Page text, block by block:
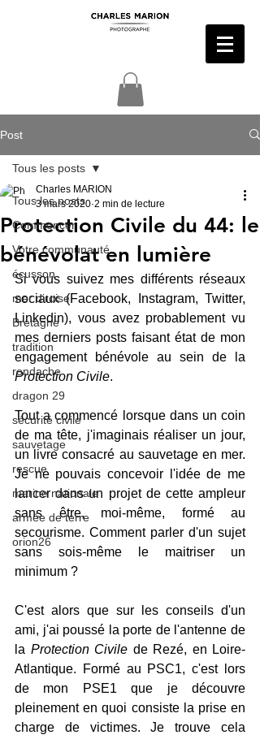
Post
Tous les posts
Commencer
Votre communauté
écusson
mer diroise
Bretagne
tradition
rondache
dragon 29
sécurité civile
sauvetage
rescue
marine nationale
armée de terre
orion26
Tous les posts
Protection Civile du 44: le
bénévolat en lumière
Charles MARION
3 mars 2020 2 min de lecture
Si vous suivez mes différents réseaux
sociaux (Facebook, Instagram, Twitter,
Linkedin), vous avez probablement vu
mes derniers posts faisant état de mon
Protection Civile.
Tout a commencé lorsque dans un coin
de ma tête, j'imaginais réaliser un jour,
un livre consacré au sauvetage en mer.
Je ne pouvais concevoir l'idée de me
lancer dans un projet de cette ampleur
sans être, moi-même, formé au
secourisme. Comment parler d'un sujet
sans sois-même le maitriser un
minimum ?
C'est alors que sur les conseils d'un
ami, j'ai poussé la porte de l'antenne de
la Protection Civile de Rezé, en Loire-
Atlantique. Formé au PSC1, c'est lors
de mon PSE1 que je découvre
pleinement en quoi consiste la prise en
charge de victimes. Je trouve cela